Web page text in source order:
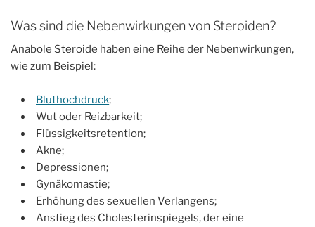
Was sind die Nebenwirkungen von Steroiden?
Anabole Steroide haben eine Reihe der Nebenwirkungen,
wie zum Beispiel:
Bluthochdruck;
Wut oder Reizbarkeit;
Flüssigkeitsretention;
Akne;
Depressionen;
Gynäkomastie;
Erhöhung des sexuellen Verlangens;
Anstieg des Cholesterinspiegels, der eine